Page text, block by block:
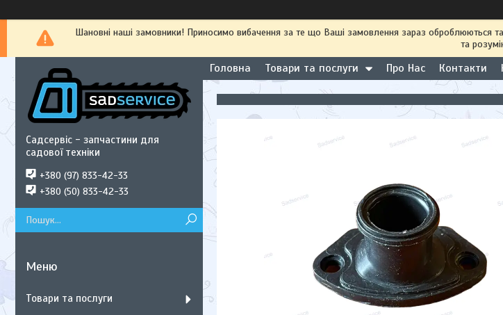
Шановні наші замовники! Приносимо вибачення за те що Ваші замовлення зараз
та
Головна Товари та послуги Про Нас Контакти
Садсервіс - запчастини для
садової техніки
+380 (97) 833-42-33
+380 (50) 833-42-33
Товари та послуги